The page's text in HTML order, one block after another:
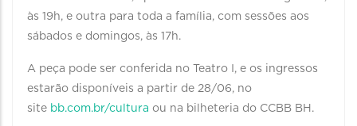
às 19h, e outra para toda a família, com sessões aos
sábados e domingos, às 17h.
A peça pode ser conferida no Teatro I, e os ingressos
estarão disponíveis a partir de 28/06, no
site bb.com.br/cultura ou na bilheteria do CCBB BH.